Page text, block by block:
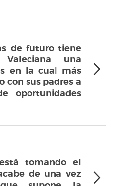
de futuro tiene
una
en la cual más
con sus padres a
oportunidades
tomando el
de una vez